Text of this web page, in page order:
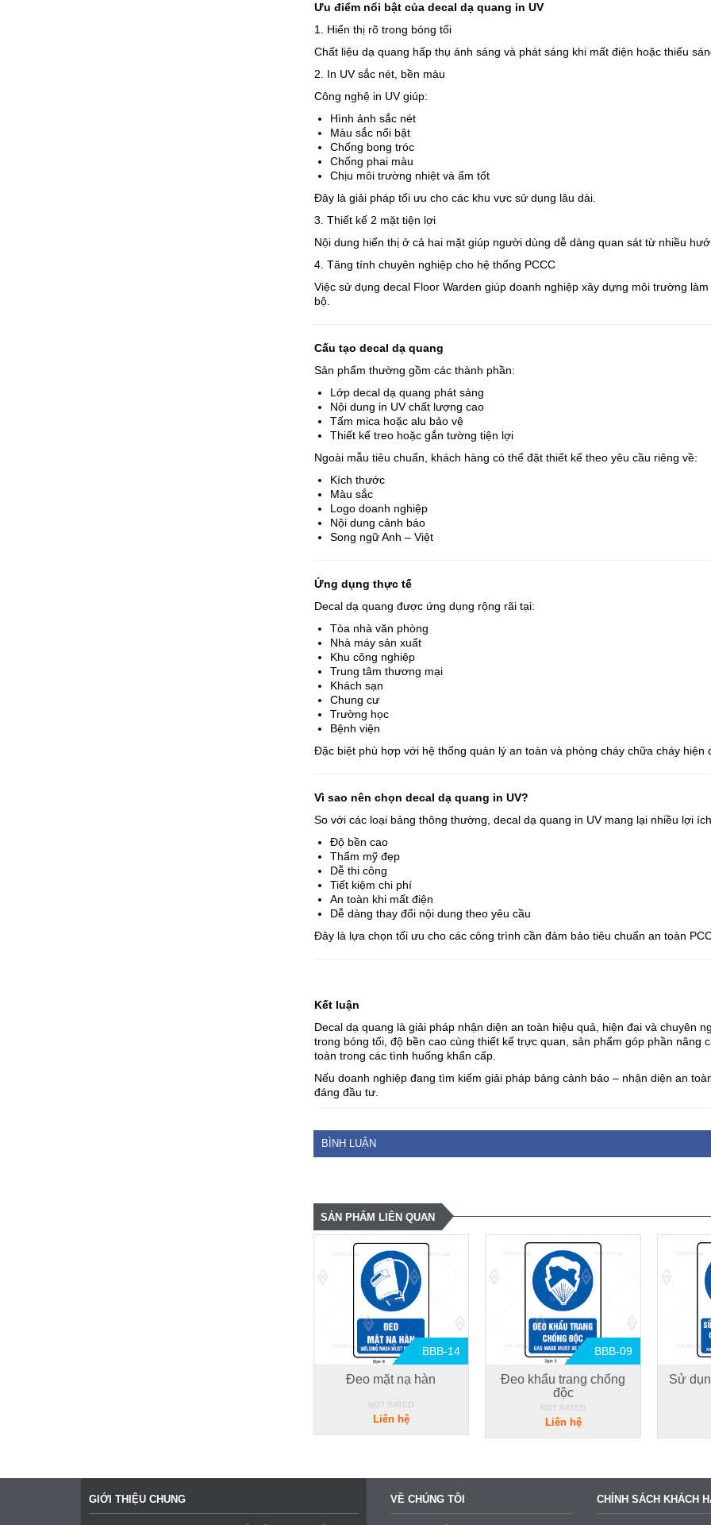
Ưu điểm nổi bật của decal dạ quang in UV
1. Hiển thị rõ trong bóng tối
Chất liệu dạ quang hấp thụ ánh sáng và phát sáng khi mất điện hoặc thiếu
2. In UV sắc nét, bền màu
Công nghệ in UV giúp:
Hình ảnh sắc nét
Màu sắc nổi bật
Chống bong tróc
Chống phai màu
Chịu môi trường nhiệt và ẩm tốt
Đây là giải pháp tối ưu cho các khu vực sử dụng lâu dài.
3. Thiết kế 2 mặt tiện lợi
Nội dung hiển thị ở cả hai mặt giúp người dùng dễ dàng quan sát từ nhiều
4. Tăng tính chuyên nghiệp cho hệ thống PCCC
Việc sử dụng decal Floor Warden giúp doanh nghiệp xây dựng môi trường
bộ.
Cấu tạo decal dạ quang
Sản phẩm thường gồm các thành phần:
Lớp decal dạ quang phát sáng
Nội dung in UV chất lượng cao
Tấm mica hoặc alu bảo vệ
Thiết kế treo hoặc gắn tường tiện lợi
Ngoài mẫu tiêu chuẩn, khách hàng có thể đặt thiết kế theo yêu cầu riêng về:
Kích thước
Màu sắc
Logo doanh nghiệp
Nội dung cảnh báo
Song ngữ Anh – Việt
Ứng dụng thực tế
Decal dạ quang được ứng dụng rộng rãi tại:
Tòa nhà văn phòng
Nhà máy sản xuất
Khu công nghiệp
Trung tâm thương mại
Khách sạn
Chung cư
Trường học
Bệnh viện
Đặc biệt phù hợp với hệ thống quản lý an toàn và phòng cháy chữa cháy hiện
Vì sao nên chọn decal dạ quang in UV?
So với các loại bảng thông thường, decal dạ quang in UV mang lại nhiều lợi
Độ bền cao
Thẩm mỹ đẹp
Dễ thi công
Tiết kiệm chi phí
An toàn khi mất điện
Dễ dàng thay đổi nội dung theo yêu cầu
Đây là lựa chọn tối ưu cho các công trình cần đảm bảo tiêu chuẩn an toàn
Kết luận
Decal dạ quang là giải pháp nhận diện an toàn hiệu quả, hiện đại và chuyên
trong bóng tối, độ bền cao cùng thiết kế trực quan, sản phẩm góp phần nâng
toàn trong các tình huống khẩn cấp.
Nếu doanh nghiệp đang tìm kiếm giải pháp bảng cảnh báo – nhận diện an
đáng đầu tư.
BÌNH LUẬN
SẢN PHẨM LIÊN QUAN
BBB-14
Đeo mặt nạ hàn
NOT RATED
Liên hệ
BBB-09
Đeo khẩu trang chống
độc
NOT RATED
Liên hệ
Sử
GIỚI THIỆU CHUNG VỀ CHÚNG TÔI CHÍNH SÁCH KHÁCH